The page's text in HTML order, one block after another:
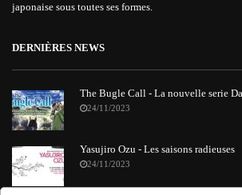
japonaise sous toutes ses formes.
DERNIÈRES NEWS
The Bugle Call - La nouvelle serie
24/11/2023
Yasujiro Ozu - Les saisons radieuses
24/11/2023